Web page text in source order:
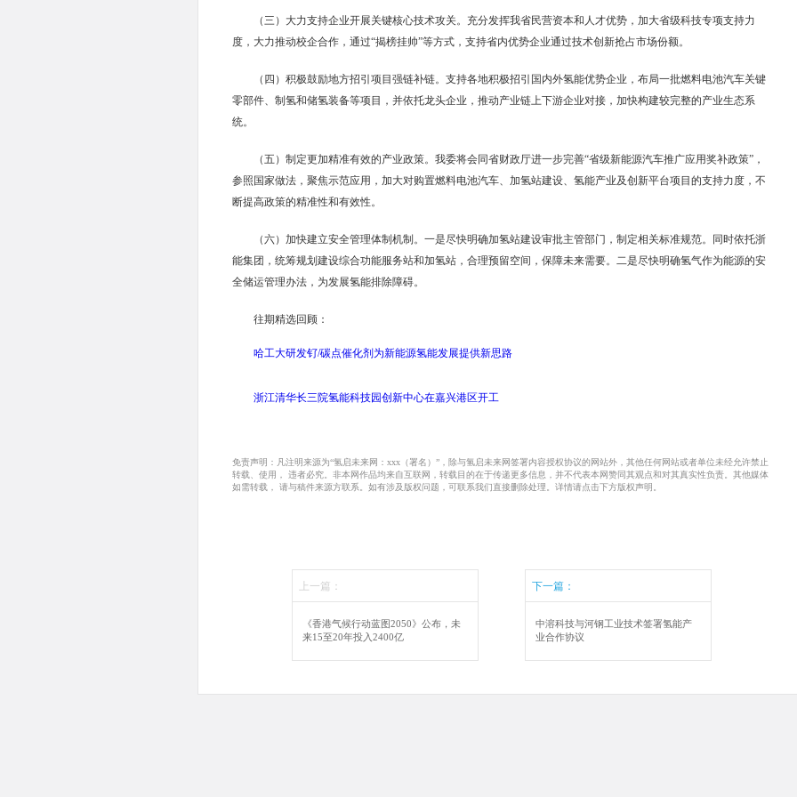
（三）大力支持企业开展关键核心技术攻关。充分发挥我省民营资本和人才优势，加大省级科技专项支持力
度，大力推动校企合作，通过“揭榜挂帅”等方式，支持省内优势企业通过技术创新抢占市场份额。
（四）积极鼓励地方招引项目强链补链。支持各地积极招引国内外氢能优势企业，布局一批燃料电池汽车关键
零部件、制氢和储氢装备等项目，并依托龙头企业，推动产业链上下游企业对接，加快构建较完整的产业生态系
统。
（五）制定更加精准有效的产业政策。我委将会同省财政厅进一步完善“省级新能源汽车推广应用奖补政策”，
参照国家做法，聚焦示范应用，加大对购置燃料电池汽车、加氢站建设、氢能产业及创新平台项目的支持力度，不
断提高政策的精准性和有效性。
（六）加快建立安全管理体制机制。一是尽快明确加氢站建设审批主管部门，制定相关标准规范。同时依托浙
能集团，统筹规划建设综合功能服务站和加氢站，合理预留空间，保障未来需要。二是尽快明确氢气作为能源的安
全储运管理办法，为发展氢能排除障碍。
往期精选回顾：
哈工大研发钌/碳点催化剂为新能源氢能发展提供新思路
浙江清华长三院氢能科技园创新中心在嘉兴港区开工
免责声明：凡注明来源为“氢启未来网：xxx（署名）”，除与氢启未来网签署内容授权协议的网站外，其他任何网站或者单位未经允许禁止
转载、使用， 违者必究。非本网作品均来自互联网，转载目的在于传递更多信息，并不代表本网赞同其观点和对其真实性负责。其他媒体
如需转载， 请与稿件来源方联系。如有涉及版权问题，可联系我们直接删除处理。详情请点击下方版权声明。
上一篇：
《香港气候行动蓝图2050》公布，未
来15至20年投入2400亿
下一篇：
中溶科技与河钢工业技术签署氢能产
业合作协议